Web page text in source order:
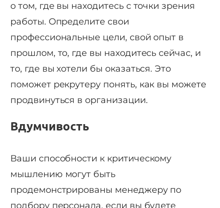
о том, где вы находитесь с точки зрения
работы. Определите свои
профессиональные цели, свой опыт в
прошлом, то, где вы находитесь сейчас, и
то, где вы хотели бы оказаться. Это
поможет рекрутеру понять, как вы можете
продвинуться в организации.
Вдумчивость
Ваши способности к критическому
мышлению могут быть
продемонстрированы менеджеру по
подбору персонала, если вы будете